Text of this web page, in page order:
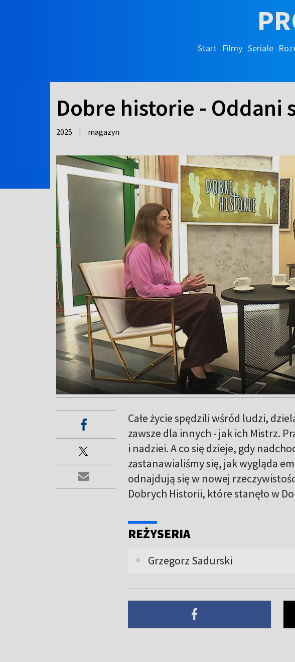
Start Filmy Seriale
Dobre historie - Oddani
2025 | magazyn
Całe życie spędzili wśród ludzi,
zawsze dla innych - jak ich Mistrz.
i nadziei. A co się dzieje, gdy
zastanawialiśmy się, jak wygląda
odnajdują się w nowej
Dobrych Historii, które stanęło w
REŻYSERIA
Grzegorz Sadurski